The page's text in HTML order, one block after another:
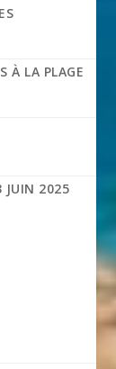
À LA PLAGE
JUIN 2025